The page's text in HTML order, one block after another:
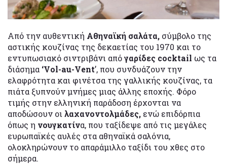
Από την αυθεντική Αθηναϊκή σαλάτα, σύμβολο της
αστικής κουζίνας της δεκαετίας του 1970 και το
εντυπωσιακό σιντριβάνι απόγαρίδες cocktail ως τα
διάσημα ‘Vol-au-Vent’, που συνδυάζουν την
ελαφρότητα και φινέτσα της γαλλικής κουζίνας, τα
πιάτα ξυπνούν μνήμες μιας άλλης εποχής. Φόρο
τιμής στην ελληνική παράδοση έρχονται να
αποδώσουν οι λαχανοντολμάδες, ενώ επιδόρπια
όπως η νουγκατίνα, που ταξίδεψε από τις μεγάλες
ευρωπαϊκές αυλές στα αθηναϊκά σαλόνια,
ολοκληρώνουν το απαράμιλλο ταξίδι του χθες στο
σήμερα.